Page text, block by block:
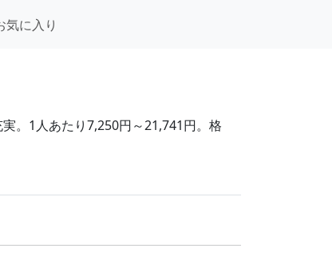
気に入り
。1人あたり7,250円～21,741円。格